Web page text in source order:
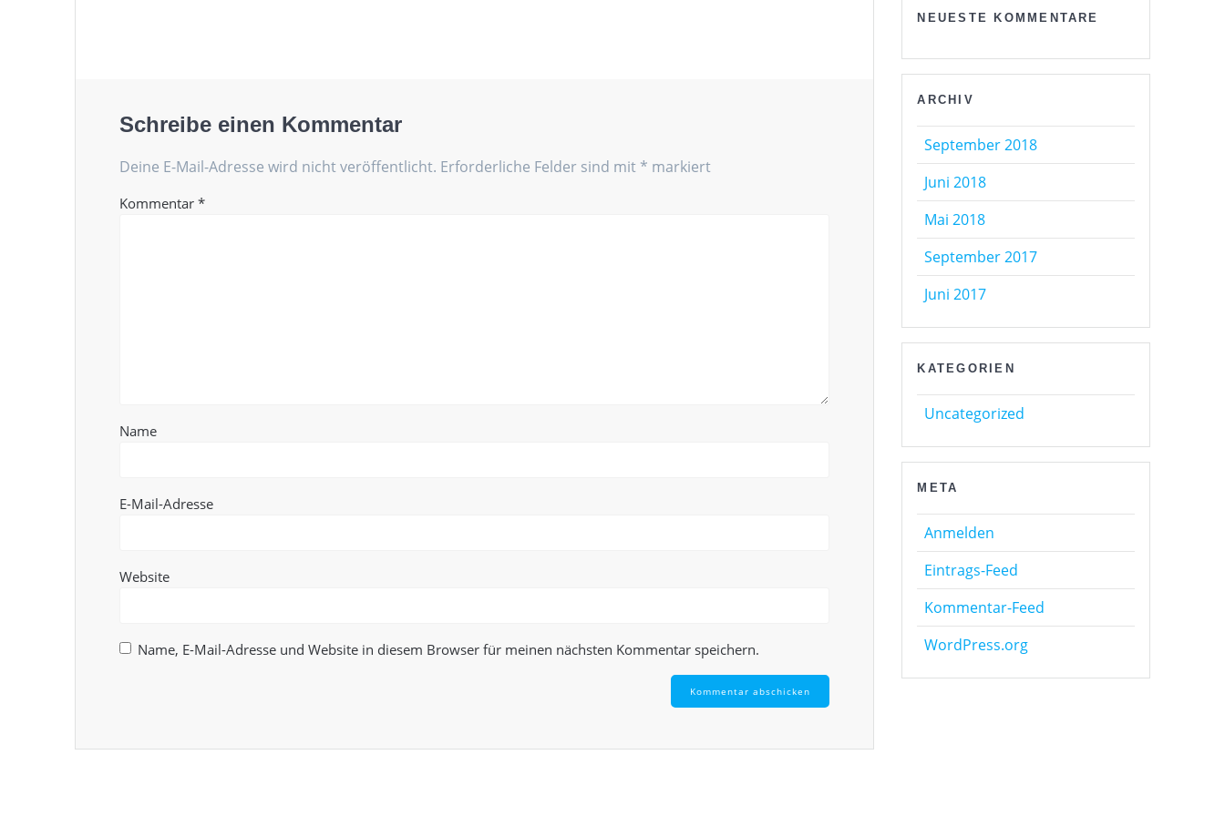
Schreibe einen Kommentar
Deine E-Mail-Adresse wird nicht veröffentlicht. Erforderliche Felder sind mit * markiert
Kommentar*
Name
E-Mail-Adresse
Website
Name, E-Mail-Adresse und Website in diesem Browser für meinen nächsten Kommentar speichern.
NEUESTE KOMMENTARE
ARCHIV
September 2018
Juni 2018
Mai 2018
September 2017
Juni 2017
KATEGORIEN
Uncategorized
META
Anmelden
Eintrags-Feed
Kommentar-Feed
WordPress.org